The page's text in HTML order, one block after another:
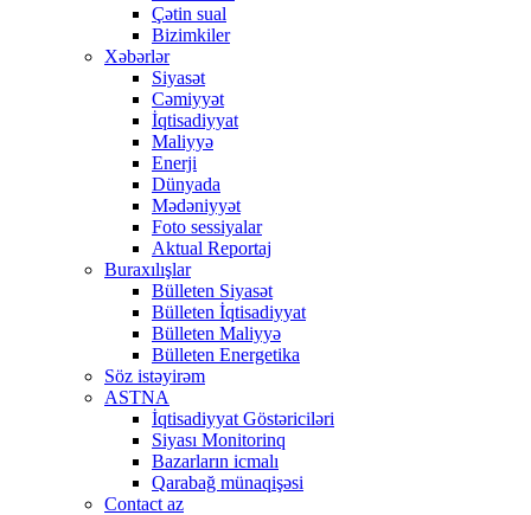
Çətin sual
Bizimkiler
Xəbərlər
Siyasət
Cəmiyyət
İqtisadiyyat
Maliyyə
Enerji
Dünyada
Mədəniyyət
Foto sessiyalar
Aktual Reportaj
Buraxılışlar
Bülleten Siyasət
Bülleten İqtisadiyyat
Bülleten Maliyyə
Bülleten Energetika
Söz istəyirəm
ASTNA
İqtisadiyyat Göstəriciləri
Siyası Monitorinq
Bazarların icmalı
Qarabağ münaqişəsi
Contact az